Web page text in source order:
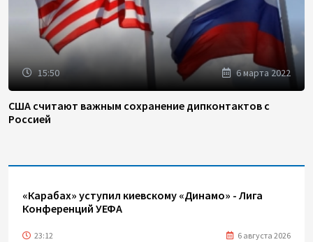
15:50 6 марта 2022
США считают важным сохранение дипконтактов с
Россией
«Карабах» уступил киевскому «Динамо» - Лига
Конференций УЕФА
23:12 6 августа 2026